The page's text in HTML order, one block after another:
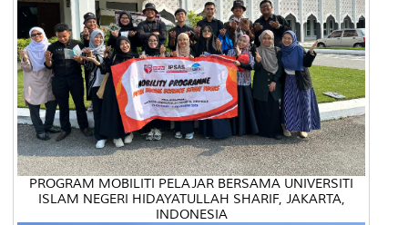
PROGRAM MOBILITI PELAJAR BERSAMA UNIVERSITI
ISLAM NEGERI HIDAYATULLAH SHARIF, JAKARTA,
INDONESIA